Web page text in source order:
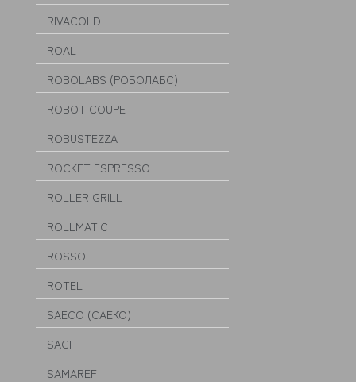
RIVACOLD
ROAL
ROBOLABS (РОБОЛАБС)
ROBOT COUPE
ROBUSTEZZA
ROCKET ESPRESSO
ROLLER GRILL
ROLLMATIC
ROSSO
ROTEL
SAECO (САЕКО)
SAGI
SAMAREF